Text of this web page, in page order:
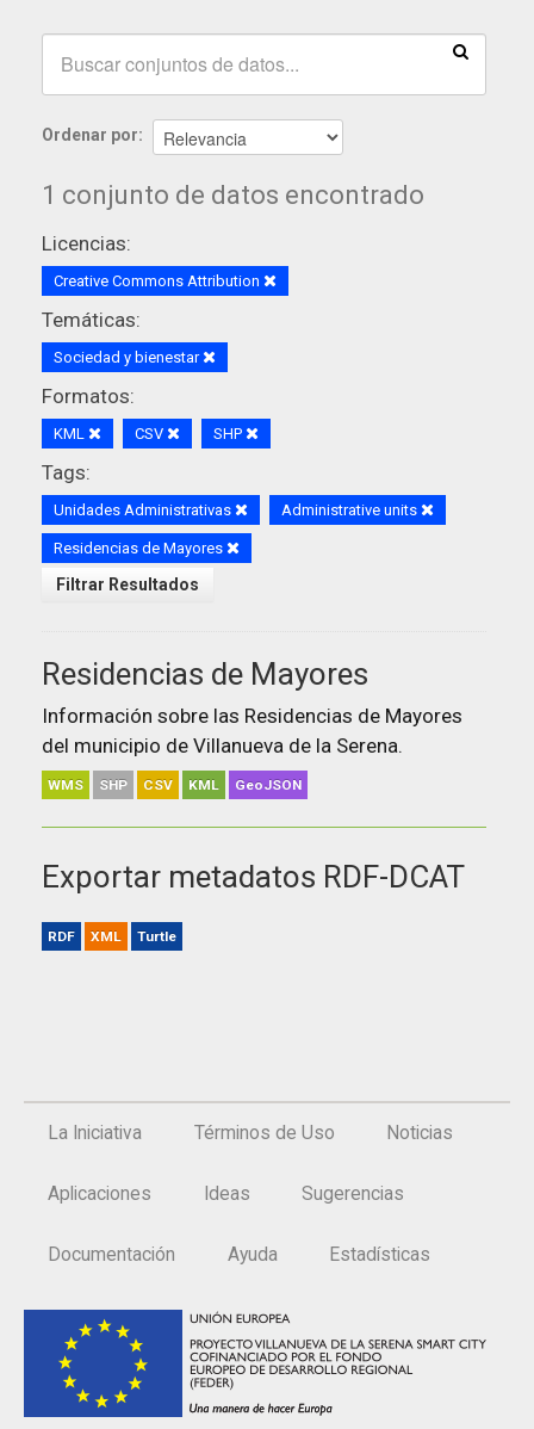
Ordenar por
1 conjunto de datos encontrado
Licencias:
Creative Commons Attribution
Temáticas:
Sociedad y bienestar
Formatos:
KML CSV SHP
Tags:
Unidades Administrativas Administrative units
Residencias de Mayores
Filtrar Resultados
Residencias de Mayores
Información sobre las Residencias de Mayores
del municipio de Villanueva de la Serena.
WMS SHP CSV KML GeoJSON
Exportar metadatos RDF-DCAT
RDF XML Turtle
La Iniciativa Términos de Uso Noticias
Aplicaciones Ideas Sugerencias
Documentación Ayuda Estadísticas